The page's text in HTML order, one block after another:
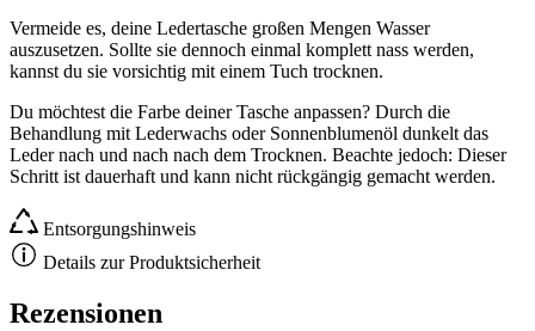
Vermeide es, deine Ledertasche großen Mengen Wasser
auszusetzen. Sollte sie dennoch einmal komplett nass werden,
kannst du sie vorsichtig mit einem Tuch trocknen.
Du möchtest die Farbe deiner Tasche anpassen? Durch die
Behandlung mit Lederwachs oder Sonnenblumenöl dunkelt das
Leder nach und nach nach dem Trocknen. Beachte jedoch: Dieser
Schritt ist dauerhaft und kann nicht rückgängig gemacht werden.
Entsorgungshinweis
Details zur Produktsicherheit
Rezensionen